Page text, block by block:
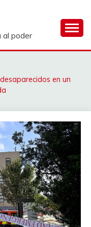
al poder
en un